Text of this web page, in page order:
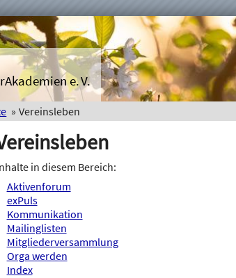
e. V.
Vereinsleben
in diesem Bereich:
Aktivenforum
exPuls
Kommunikation
Mailinglisten
Mitgliederversammlung
Orga werden
Index